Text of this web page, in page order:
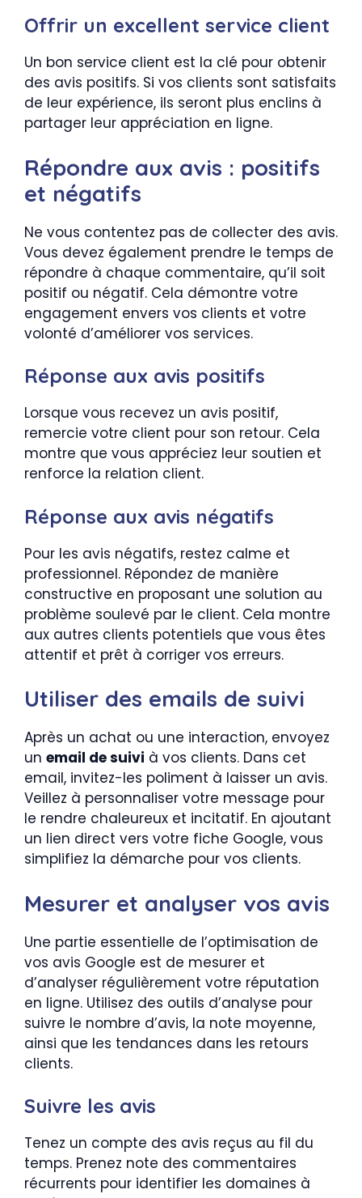
Offrir un excellent service client
Un bon service client est la clé pour obtenir
des avis positifs. Si vos clients sont satisfaits
de leur expérience, ils seront plus enclins à
partager leur appréciation en ligne.
Répondre aux avis : positifs
et négatifs
Ne vous contentez pas de collecter des avis.
Vous devez également prendre le temps de
répondre à chaque commentaire, qu’il soit
positif ou négatif. Cela démontre votre
engagement envers vos clients et votre
volonté d’améliorer vos services.
Réponse aux avis positifs
Lorsque vous recevez un avis positif,
remercie votre client pour son retour. Cela
montre que vous appréciez leur soutien et
renforce la relation client.
Réponse aux avis négatifs
Pour les avis négatifs, restez calme et
professionnel. Répondez de manière
constructive en proposant une solution au
problème soulevé par le client. Cela montre
aux autres clients potentiels que vous êtes
attentif et prêt à corriger vos erreurs.
Utiliser des emails de suivi
Après un achat ou une interaction, envoyez
un email de suivi à vos clients. Dans cet
email, invitez-les poliment à laisser un avis.
Veillez à personnaliser votre message pour
le rendre chaleureux et incitatif. En ajoutant
un lien direct vers votre fiche Google, vous
simplifiez la démarche pour vos clients.
Mesurer et analyser vos avis
Une partie essentielle de l’optimisation de
vos avis Google est de mesurer et
d’analyser régulièrement votre réputation
en ligne. Utilisez des outils d’analyse pour
suivre le nombre d’avis, la note moyenne,
ainsi que les tendances dans les retours
clients.
Suivre les avis
Tenez un compte des avis reçus au fil du
temps. Prenez note des commentaires
récurrents pour identifier les domaines à